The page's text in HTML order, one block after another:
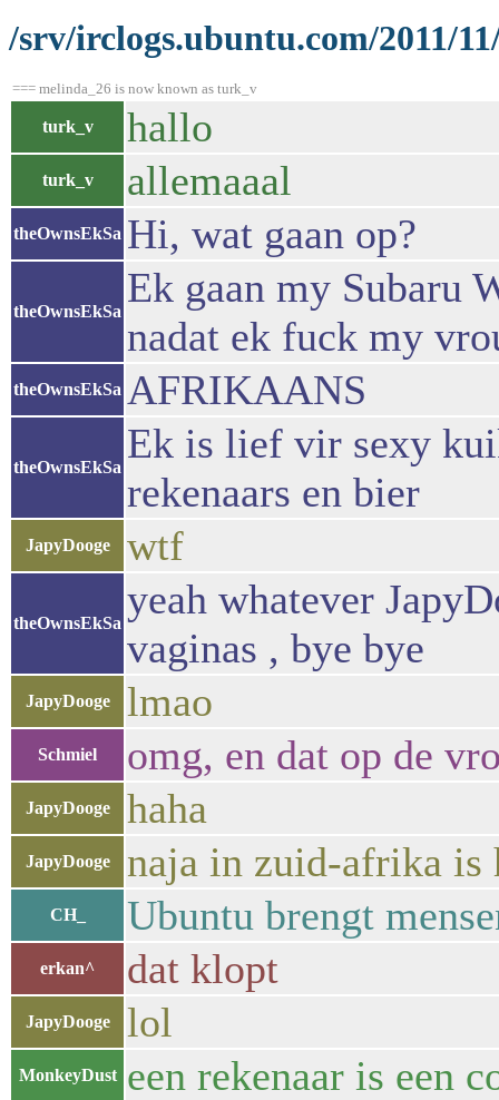
/srv/irclogs.ubuntu.com/2011/
=== melinda_26 is now known as turk_v
turk_v hallo
turk_v allemaaal
theOwnsEkSa Hi, wat gaan op?
theOwnsEkSa
Ek gaan my Subaru
nadat ek fuck my
theOwnsEkSa AFRIKAANS
theOwnsEkSa
Ek is lief vir sexy
rekenaars en bier
JapyDooge wtf
theOwnsEkSa
yeah whatever
vaginas , bye bye
JapyDooge lmao
Schmiel omg, en dat op de
JapyDooge haha
JapyDooge naja in zuid-afrika is
CH_ Ubuntu brengt
erkan^ dat klopt
JapyDooge lol
MonkeyDust een rekenaar is een